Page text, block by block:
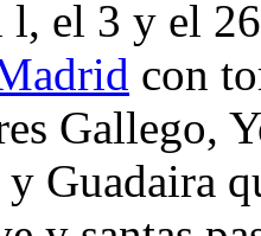
l, el 3 y el
con
Gallego,
Guadaira